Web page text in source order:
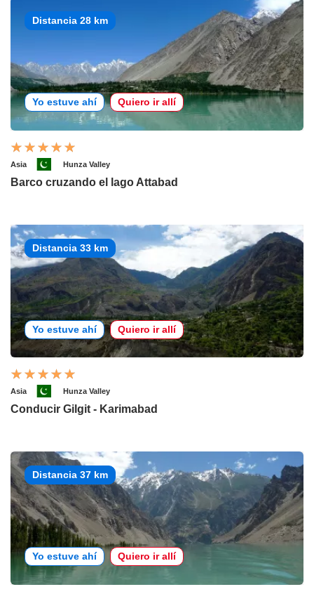
Distancia 28 km
Yo estuve ahí Quiero ir allí
Asia Hunza Valley
Barco cruzando el lago Attabad
Distancia 33 km
Yo estuve ahí Quiero ir allí
Asia Hunza Valley
Conducir Gilgit - Karimabad
Distancia 37 km
Yo estuve ahí Quiero ir allí